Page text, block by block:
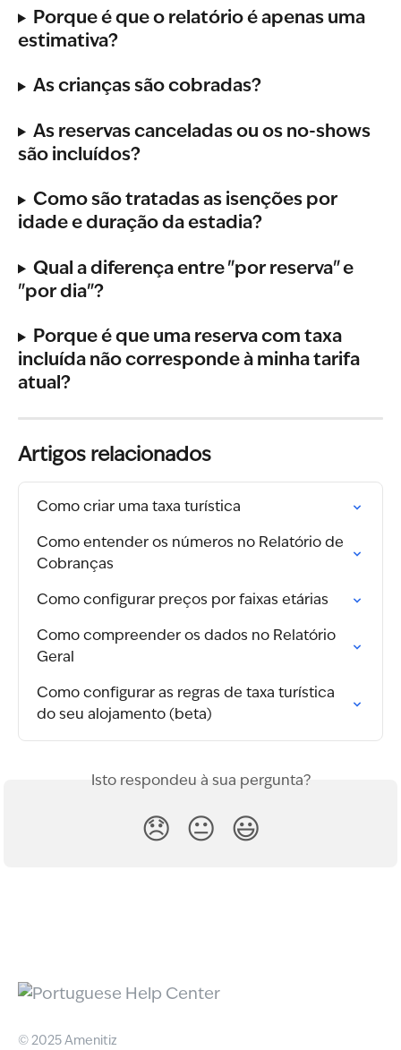
Porque é que o relatório é apenas uma
estimativa?
As crianças são cobradas?
As reservas canceladas ou os no-shows
são incluídos?
Como são tratadas as isenções por
idade e duração da estadia?
Qual a diferença entre "por reserva" e
"por dia"?
Porque é que uma reserva com taxa
incluída não corresponde à minha tarifa
atual?
Artigos relacionados
Como criar uma taxa turística
Como entender os números no Relatório de
Cobranças
Como configurar preços por faixas etárias
Como compreender os dados no Relatório
Geral
Como configurar as regras de taxa turística
do seu alojamento (beta)
Isto respondeu à sua pergunta?
😞 😐 😃
© 2025 Amenitiz